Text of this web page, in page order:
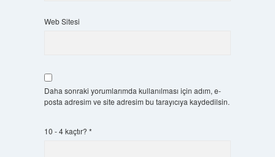
Web Sitesi
Daha sonraki yorumlarımda kullanılması için adım, e-
posta adresim ve site adresim bu tarayıcıya kaydedilsin.
10 - 4 kaçtır? *